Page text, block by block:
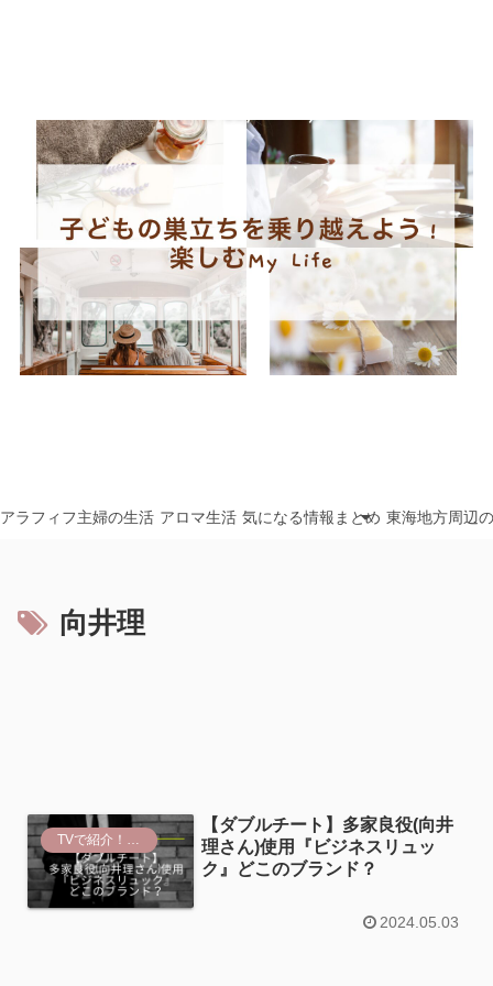
アラフィフ主婦の生活 アロマ生活 気になる情報まとめ 東海地方周辺
向井理
TVで紹介！おススメ商品
【ダブルチート】多家良役(向井
理さん)使用『ビジネスリュッ
ク』どこのブランド？
2024.05.03